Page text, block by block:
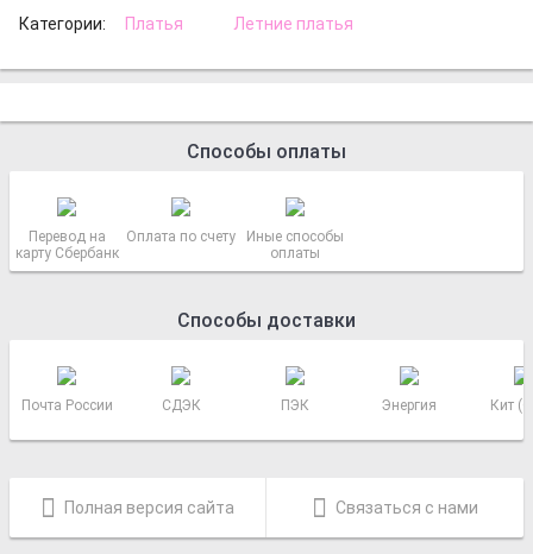
Категории: Платья Летние платья
Способы оплаты
Перевод на
карту Сбербанк
Оплата по счету
Иные способы
оплаты
Способы доставки
Почта России СДЭК ПЭК Энергия Кит
Полная версия сайта Связаться с нами